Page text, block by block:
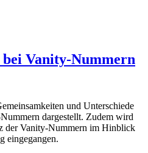
Vanity-Nummern
und Unterschiede
dargestellt. Zudem wird
der Vanity-Nummern im Hinblick
eingegangen.